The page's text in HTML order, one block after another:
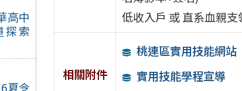
高中
探索
夏令
低收入戶 或 直系血親
相關附件
桃連區實用技能網站
實用技能學程宣導